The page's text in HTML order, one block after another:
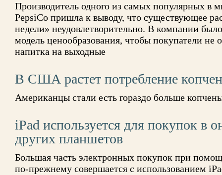
Производитель одного из самых популярных в
PepsiCo пришла к выводу, что существующее
недели» неудовлетворительно. В компании
модель ценообразования, чтобы покупатели не
напитка на выходные
В США растет потребление
Американцы стали есть гораздо больше
iPad используется для покупок в
других планшетов
Большая часть электронных покупок при
по-прежнему совершается с использованием